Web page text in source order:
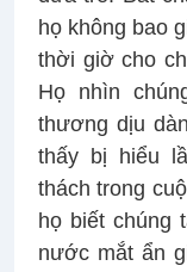
họ không bao
thời giờ cho
Họ nhìn
thương dịu
thấy bị hiểu
thách trong
họ biết chúng
nước mắt ẩn